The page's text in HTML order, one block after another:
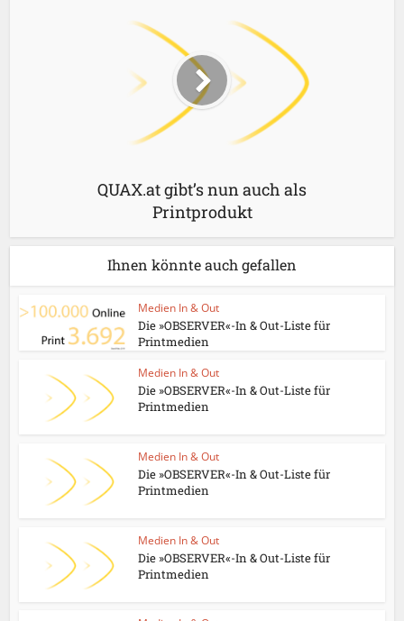
QUAX.at gibt’s nun auch als
Printprodukt
Ihnen könnte auch gefallen
Medien In & Out
Die »OBSERVER«-In & Out-Liste für
Printmedien
Medien In & Out
Die »OBSERVER«-In & Out-Liste für
Printmedien
Medien In & Out
Die »OBSERVER«-In & Out-Liste für
Printmedien
Medien In & Out
Die »OBSERVER«-In & Out-Liste für
Printmedien